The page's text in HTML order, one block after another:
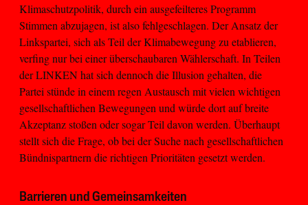
Klimaschutzpolitik, durch ein ausgefeilteres Programm
Stimmen abzujagen, ist also fehlgeschlagen. Der Ansatz der
Linkspartei, sich als Teil der Klimabewegung zu etablieren,
verfing nur bei einer überschaubaren Wählerschaft. In Teilen
der LINKEN hat sich dennoch die Illusion gehalten, die
Partei stünde in einem regen Austausch mit vielen wichtigen
gesellschaftlichen Bewegungen und würde dort auf breite
Akzeptanz stoßen oder sogar Teil davon werden. Überhaupt
stellt sich die Frage, ob bei der Suche nach gesellschaftlichen
Bündnispartnern die richtigen Prioritäten gesetzt werden.
Barrieren und Gemeinsamkeiten